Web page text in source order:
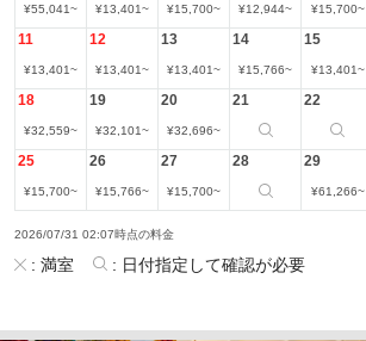
¥55,041~ ¥13,401~ ¥15,700~ ¥12,944~ ¥15,700~
11
¥13,401~
12
¥13,401~
13
¥13,401~
14
¥15,766~
15
¥13,401~
18
¥32,559~
19
¥32,101~
20
¥32,696~
21 22
25
¥15,700~
26
¥15,766~
27
¥15,700~
28 29
¥61,266~
2026/07/31 02:07時点の料金
: 満室 : 日付指定して確認が必要